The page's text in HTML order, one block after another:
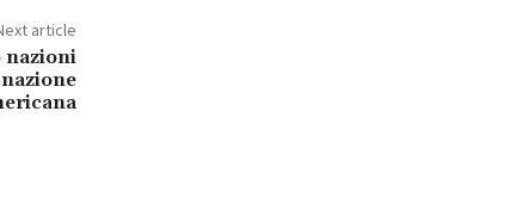
article
nazioni